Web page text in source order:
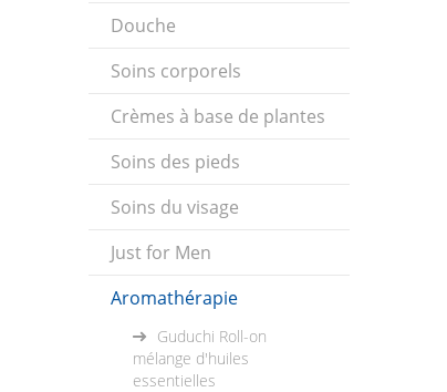
Douche
Soins corporels
Crèmes à base de plantes
Soins des pieds
Soins du visage
Just for Men
Aromathérapie
Guduchi Roll-on
mélange d'huiles
essentielles